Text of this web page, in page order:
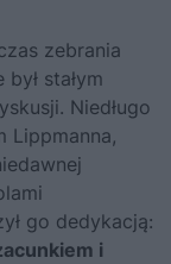
zebrania
stałym
Niedługo
Lippmanna,
go dedykacją:
i